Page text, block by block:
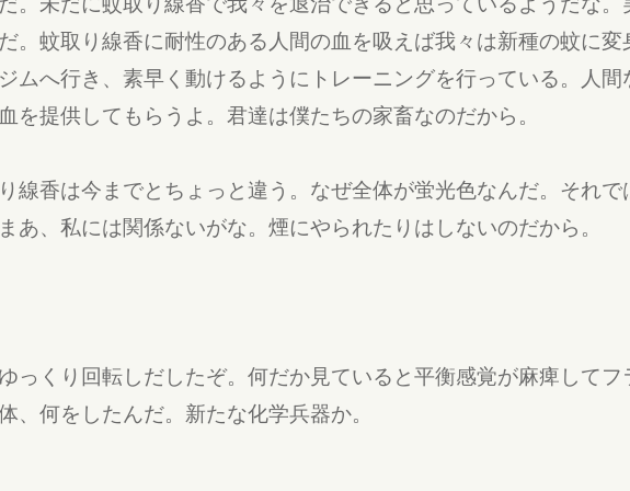
。蚊取り線香に耐性のある人間の血を吸えば我々は新種の蚊に
ムへ行き、素早く動けるようにトレーニングを行っている。人
を提供してもらうよ。君達は僕たちの家畜なのだから。
線香は今までとちょっと違う。なぜ全体が蛍光色なんだ。それ
あ、私には関係ないがな。煙にやられたりはしないのだから。
っくり回転しだしたぞ。何だか見ていると平衡感覚が麻痺して
、何をしたんだ。新たな化学兵器か。